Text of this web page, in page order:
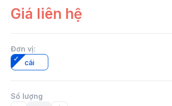
Giá liên hệ
Đơn vị:
cái
Số lượng